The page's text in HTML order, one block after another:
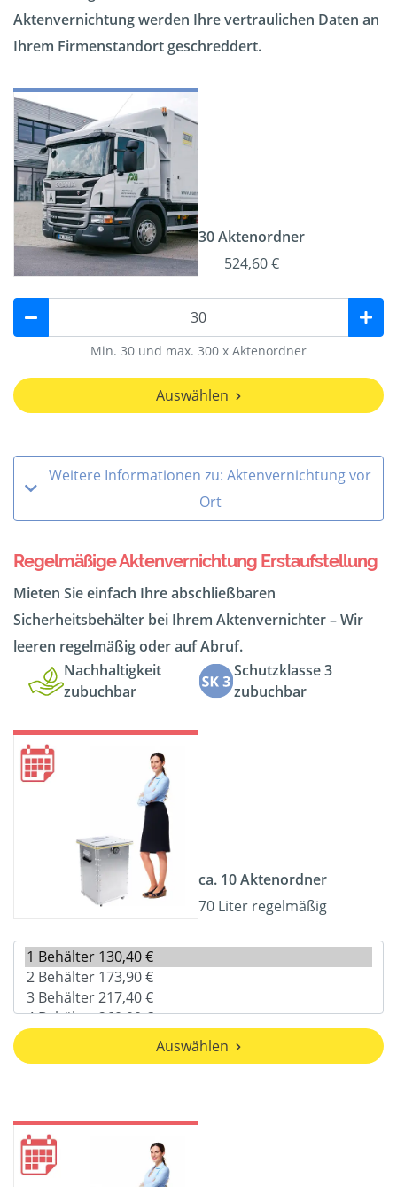
Aktenvernichtung werden Ihre vertraulichen Daten an
Ihrem Firmenstandort geschreddert.
30 Aktenordner
524,60 €
Min. 30 und max. 300 x Aktenordner
Auswählen
Weitere Informationen zu: Aktenvernichtung vor
Ort
Regelmäßige Aktenvernichtung Erstaufstellung
Mieten Sie einfach Ihre abschließbaren
Sicherheitsbehälter bei Ihrem Aktenvernichter – Wir
leeren regelmäßig oder auf Abruf.
Nachhaltigkeit
zubuchbar
Schutzklasse 3
zubuchbar
ca. 10 Aktenordner
70 Liter regelmäßig
Auswählen